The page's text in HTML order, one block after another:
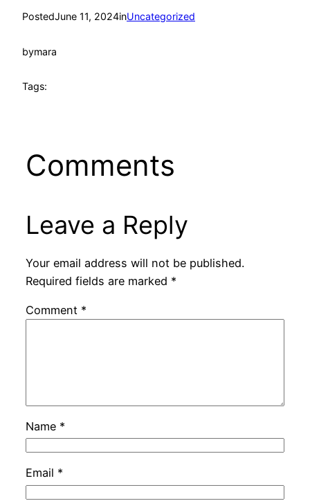
PostedJune 11, 2024inUncategorized
bymara
Tags:
Comments
Leave a Reply
Your email address will not be published.
Required fields are marked *
Comment *
Name *
Email *